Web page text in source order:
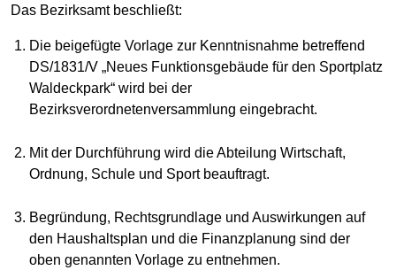
Das Bezirksamt beschließt:
Die beigefügte Vorlage zur Kenntnisnahme betreffend
DS/1831/V „Neues Funktionsgebäude für den Sportplatz
Waldeckpark“ wird bei der
Bezirksverordnetenversammlung eingebracht.
Mit der Durchführung wird die Abteilung Wirtschaft,
Ordnung, Schule und Sport beauftragt.
Begründung, Rechtsgrundlage und Auswirkungen auf
den Haushaltsplan und die Finanzplanung sind der
oben genannten Vorlage zu entnehmen.